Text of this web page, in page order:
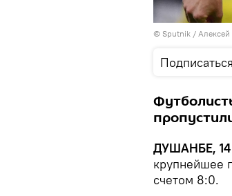
© Sputnik /
Подписаться
ДУШАНБЕ, 14
крупнейшее
счетом 8:0.